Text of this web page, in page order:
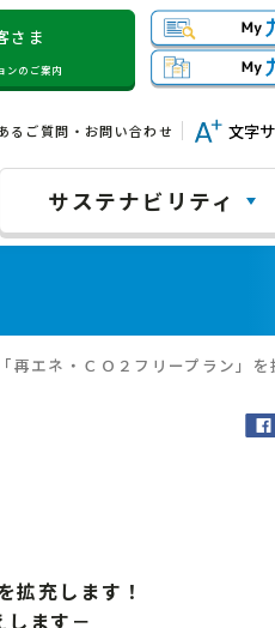
さま
ンのご案内
るご質問・お問い合わせ 文字
サステナビリティ
再エネ・ＣＯ２フリープラン」
拡充します！
ます－